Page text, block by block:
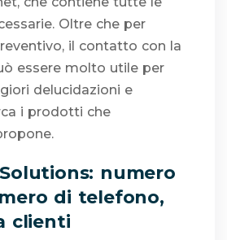
Oltre che per
il contatto con la
essere molto utile per
delucidazioni e
i prodotti che
numero
di telefono,
clienti